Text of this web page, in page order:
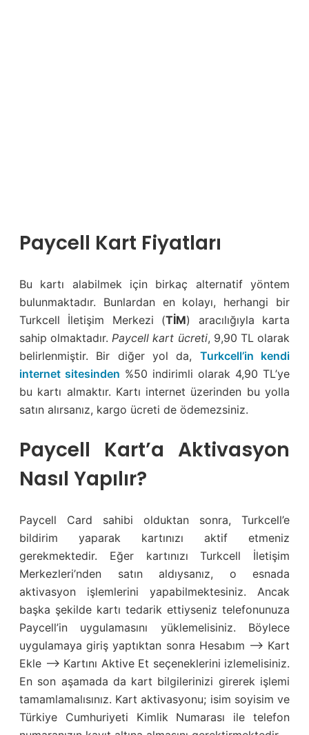
Paycell Kart Fiyatları
Bu kartı alabilmek için birkaç alternatif yöntem
bulunmaktadır. Bunlardan en kolayı, herhangi bir
Turkcell İletişim Merkezi (TİM) aracılığıyla karta
sahip olmaktadır.Paycell kart ücreti, 9,90 TL olarak
belirlenmiştir. Bir diğer yol da, Turkcell’in kendi
internet sitesinden %50 indirimli olarak 4,90 TL’ye
bu kartı almaktır. Kartı internet üzerinden bu yolla
satın alırsanız, kargo ücreti de ödemezsiniz.
Paycell Kart’a Aktivasyon
Nasıl Yapılır?
Paycell Card sahibi olduktan sonra, Turkcell’e
bildirim yaparak kartınızı aktif etmeniz
gerekmektedir. Eğer kartınızı Turkcell İletişim
Merkezleri’nden satın aldıysanız, o esnada
aktivasyon işlemlerini yapabilmektesiniz. Ancak
başka şekilde kartı tedarik ettiyseniz telefonunuza
Paycell’in uygulamasını yüklemelisiniz. Böylece
uygulamaya giriş yaptıktan sonra Hesabım –> Kart
Ekle –> Kartını Aktive Et seçeneklerini izlemelisiniz.
En son aşamada da kart bilgilerinizi girerek işlemi
tamamlamalısınız. Kart aktivasyonu; isim soyisim ve
Türkiye Cumhuriyeti Kimlik Numarası ile telefon